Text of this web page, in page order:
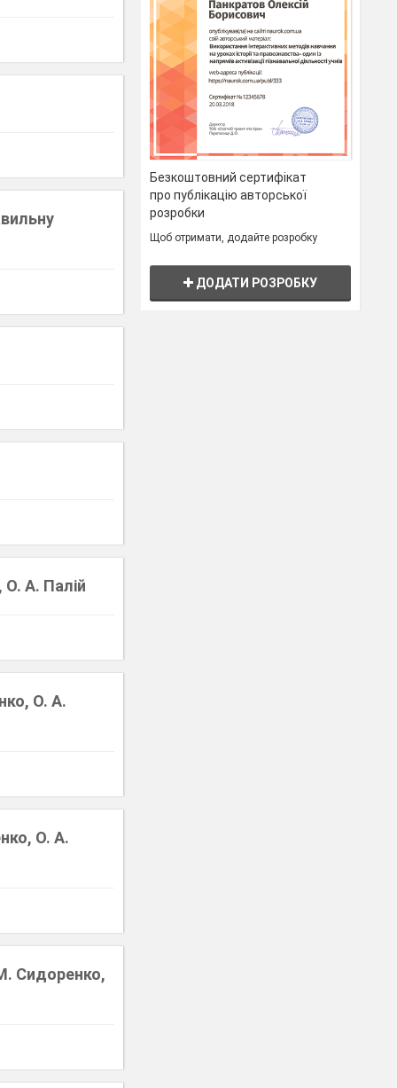
А. Палій
О. А.
О. А.
Сидоренко,
Безкоштовний сертифікат
про публікацію авторської
розробки
Щоб отримати, додайте розробку
ДОДАТИ РОЗРОБКУ